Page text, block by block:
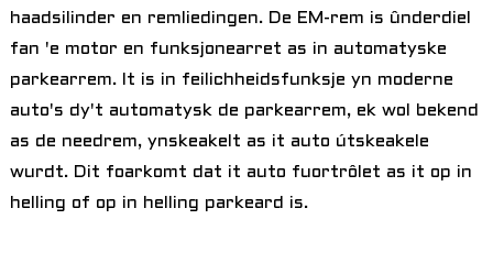
haadsilinder en remliedingen. De EM-rem is ûnderdiel
fan 'e motor en funksjonearret as in automatyske
parkearrem. It is in feilichheidsfunksje yn moderne
auto's dy't automatysk de parkearrem, ek wol bekend
as de needrem, ynskeakelt as it auto útskeakele
wurdt. Dit foarkomt dat it auto fuortrôlet as it op in
helling of op in helling parkeard is.